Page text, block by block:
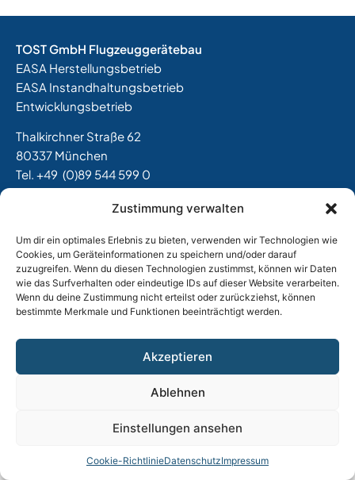
Zustimmung verwalten
Um dir ein optimales Erlebnis zu bieten, verwenden wir Technologien wie
Cookies, um Geräteinformationen zu speichern und/oder darauf
zuzugreifen. Wenn du diesen Technologien zustimmst, können wir Daten
wie das Surfverhalten oder eindeutige IDs auf dieser Website verarbeiten.
Wenn du deine Zustimmung nicht erteilst oder zurückziehst, können
bestimmte Merkmale und Funktionen beeinträchtigt werden.
Akzeptieren
Ablehnen
Einstellungen ansehen
Cookie-RichtlinieDatenschutzImpressum
TOST GmbH Flugzeuggerätebau
EASA Herstellungsbetrieb
EASA Instandhaltungsbetrieb
Entwicklungsbetrieb
Thalkirchner Straße 62
80337 München
Tel. +49 (0)89 544 599 0
Montag – Donnerstag: 8:00 – 17:00 Uhr
Freitag: 8:00 – 15:00 Uhr
Impressum|Datenschutz| AGB|Widerrufsbelehrung
|Versand & Lieferung|Vertrag widerrufen